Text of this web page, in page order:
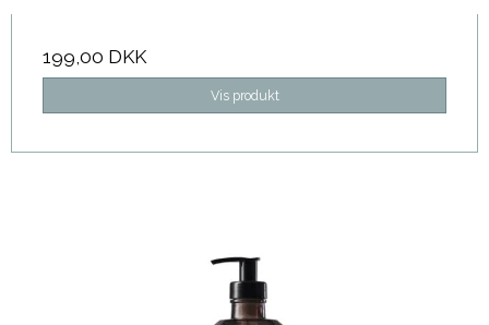
199,00 DKK
Vis produkt